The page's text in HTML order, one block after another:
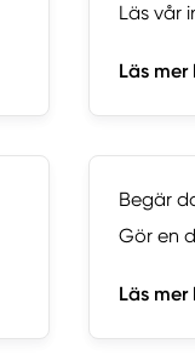
Läs vår
Läs mer
Begär
Gör en
Läs mer